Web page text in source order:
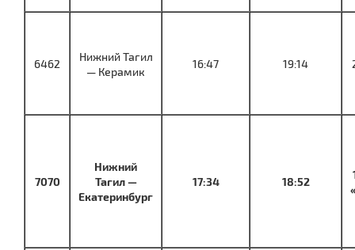
6462
Нижний Тагил
— Керамик
16:47 19:14
7070
Нижний
Тагил —
Екатеринбург
17:34 18:52